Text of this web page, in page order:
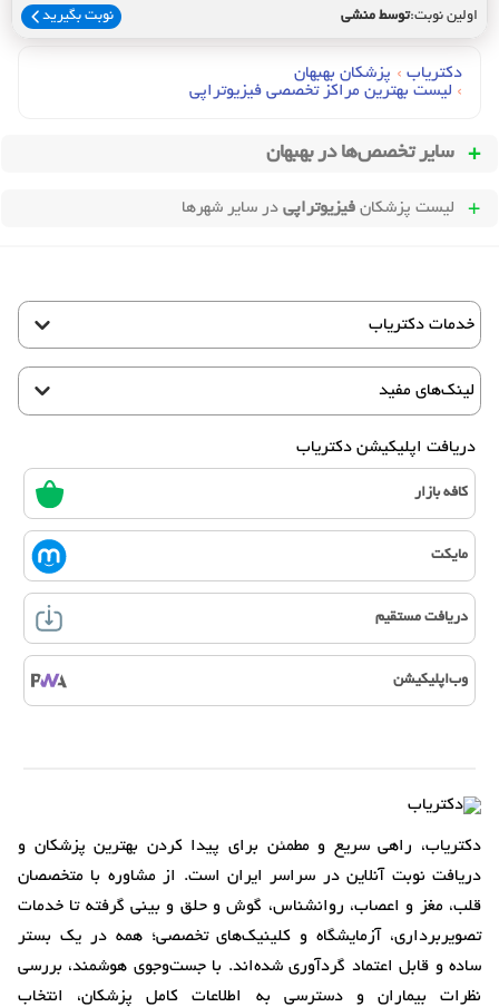
اولین نوبت:توسط منشی نوبت بگیرید
دکتریاب › پزشکان بهبهان
› لیست بهترین مراکز تخصصی فیزیوتراپی
سایر تخصص‌ها دربهبهان
لیست پزشکان فیزیوتراپی در سایر شهرها
خدمات دکتریاب
لینک‌های مفید
دریافت اپلیکیشن دکتریاب
کافه بازار
مایکت
دریافت مستقیم
وب‌اپلیکیشن
دکتریاب، راهی سریع و مطمئن برای پیدا کردن بهترین پزشکان و
دریافت نوبت آنلاین در سراسر ایران است. از مشاوره با متخصصان
قلب، مغز و اعصاب، روانشناس، گوش و حلق و بینی گرفته تا خدمات
تصویربرداری، آزمایشگاه و کلینیک‌های تخصصی؛ همه در یک بستر
ساده و قابل اعتماد گردآوری شده‌اند. با جست‌وجوی هوشمند، بررسی
نظرات بیماران و دسترسی به اطلاعات کامل پزشکان، انتخاب